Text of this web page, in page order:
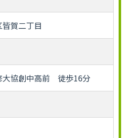
賀二丁目
協創中高前 徒歩16分